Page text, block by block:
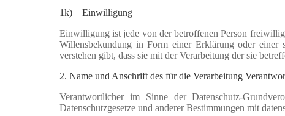
1k) Einwilligung
Einwilligung ist jede von der betroffenen Person
Willensbekundung in Form einer Erklärung oder einer
verstehen gibt, dass sie mit der Verarbeitung der sie
2. Name und Anschrift des für die Verarbeitung
Verantwortlicher im Sinne der Datenschutz-
Datenschutzgesetze und anderer Bestimmungen mit